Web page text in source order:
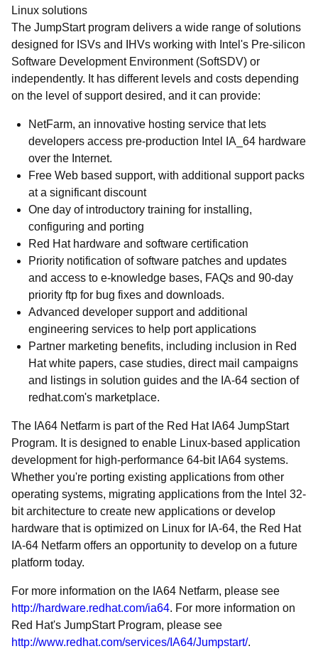
Linux solutions
The JumpStart program delivers a wide range of solutions
designed for ISVs and IHVs working with Intel's Pre-silicon
Software Development Environment (SoftSDV) or
independently. It has different levels and costs depending
on the level of support desired, and it can provide:
NetFarm, an innovative hosting service that lets
developers access pre-production Intel IA_64 hardware
over the Internet.
Free Web based support, with additional support packs
at a significant discount
One day of introductory training for installing,
configuring and porting
Red Hat hardware and software certification
Priority notification of software patches and updates
and access to e-knowledge bases, FAQs and 90-day
priority ftp for bug fixes and downloads.
Advanced developer support and additional
engineering services to help port applications
Partner marketing benefits, including inclusion in Red
Hat white papers, case studies, direct mail campaigns
and listings in solution guides and the IA-64 section of
redhat.com's marketplace.
The IA64 Netfarm is part of the Red Hat IA64 JumpStart
Program. It is designed to enable Linux-based application
development for high-performance 64-bit IA64 systems.
Whether you're porting existing applications from other
operating systems, migrating applications from the Intel 32-
bit architecture to create new applications or develop
hardware that is optimized on Linux for IA-64, the Red Hat
IA-64 Netfarm offers an opportunity to develop on a future
platform today.
For more information on the IA64 Netfarm, please see
http://hardware.redhat.com/ia64. For more information on
Red Hat's JumpStart Program, please see
http://www.redhat.com/services/IA64/Jumpstart/.